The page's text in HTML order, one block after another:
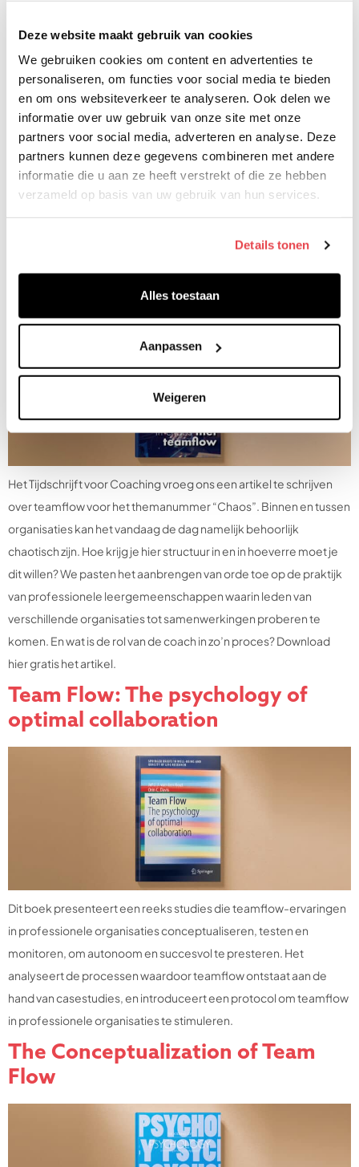
Deze website maakt gebruik van cookies
We gebruiken cookies om content en advertenties te
personaliseren, om functies voor social media te bieden
en om ons websiteverkeer te analyseren. Ook delen we
informatie over uw gebruik van onze site met onze
partners voor social media, adverteren en analyse. Deze
partners kunnen deze gegevens combineren met andere
informatie die u aan ze heeft verstrekt of die ze hebben
verzameld op basis van uw gebruik van hun services.
Details tonen
Alles toestaan
Aanpassen
Weigeren
Dit onderzoek, gebaseerd op uitgebreide interviews met
teamleden, leiders en experts, analyseert de praktische
toepassing van het Teamflow Model. De resultaten bevestigen
bestaande inzichten in teamdynamiek en teamflow. Tevens
benadrukken ze dat collectieve ambitie, professionele
autonomie en open communicatie actief en zorgvuldig moeten
worden gestimuleerd om teamflow te bevorderen.
Orde scheppen in chaos met
Het Tijdschrijft voor Coaching vroeg ons een artikel te schrijven
over teamflow voor het themanummer “Chaos”. Binnen en tussen
organisaties kan het vandaag de dag namelijk behoorlijk
chaotisch zijn. Hoe krijg je hier structuur in en in hoeverre moet je
dit willen? We pasten het aanbrengen van orde toe op de praktijk
van professionele leergemeenschappen waarin leden van
verschillende organisaties tot samenwerkingen proberen te
komen. En wat is de rol van de coach in zo’n proces? Download
hier gratis het artikel.
Team Flow: The psychology of
optimal collaboration
Dit boek presenteert een reeks studies die teamflow-ervaringen
in professionele organisaties conceptualiseren, testen en
monitoren, om autonoom en succesvol te presteren. Het
analyseert de processen waardoor teamflow ontstaat aan de
hand van casestudies, en introduceert een protocol om teamflow
in professionele organisaties te stimuleren.
The Conceptualization of Team
Flow